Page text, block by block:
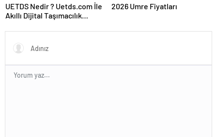
UETDS Nedir ? Uetds.com İle
Akıllı Dijital Taşımacılık
2026 Umre Fiyatları